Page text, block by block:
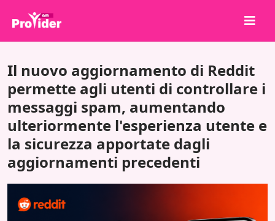
Accedi
Iscriviti
Servizi
API
Blog
Il nuovo aggiornamento di Reddit
permette agli utenti di controllare i
messaggi spam, aumentando
ulteriormente l'esperienza utente e
la sicurezza apportate dagli
aggiornamenti precedenti